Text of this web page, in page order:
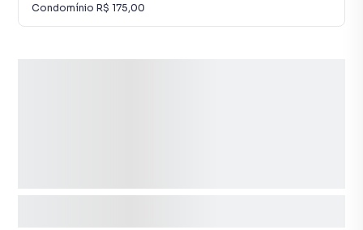
Condomínio R$ 175,00